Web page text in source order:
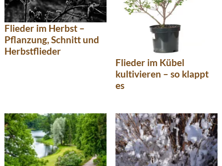
Flieder im Herbst –
Pflanzung, Schnitt und
Herbstflieder
Flieder im Kübel
kultivieren – so klappt
es